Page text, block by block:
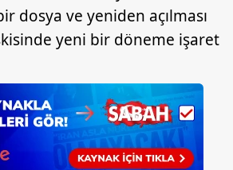
dosya ve yeniden açılması
yeni bir döneme işaret